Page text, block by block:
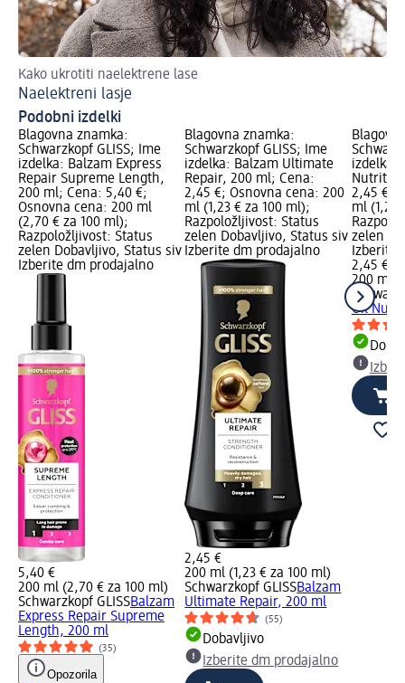
Kako ukrotiti naelektrene lase
Naelektreni lasje
Podobni izdelki
Blagovna znamka:
Schwarzkopf GLISS; Ime
izdelka: Balzam Express
Repair Supreme Length,
200 ml; Cena: 5,40 €;
Osnovna cena: 200 ml
(2,70 € za 100 ml);
Razpoložljivost: Status
zelen Dobavljivo, Status siv
Izberite dm prodajalno
5,40 €
200 ml (2,70 € za 100 ml)
Schwarzkopf GLISSBalzam
Express Repair Supreme
Length, 200 ml
(35)
Opozorila
Blagovna znamka:
Schwarzkopf GLISS; Ime
izdelka: Balzam Ultimate
Repair, 200 ml; Cena:
2,45 €; Osnovna cena: 200
ml (1,23 € za 100 ml);
Razpoložljivost: Status
zelen Dobavljivo, Status siv
Izberite dm prodajalno
2,45 €
200 ml (1,23 € za 100 ml)
Schwarzkopf GLISSBalzam
Ultimate Repair, 200 ml
(55)
Dobavljivo
Izberite dm prodajalno
izdelka:
2,45 €;
ml (1,23
zelen
Izberite
2,45 €
200 ml
Oil